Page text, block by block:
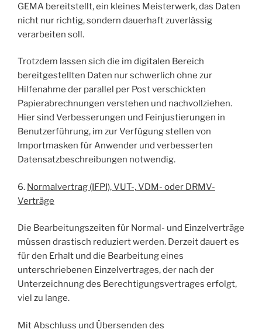
GEMA bereitstellt, ein kleines Meisterwerk, das Daten
nicht nur richtig, sondern dauerhaft zuverlässig
verarbeiten soll.
Trotzdem lassen sich die im digitalen Bereich
bereitgestellten Daten nur schwerlich ohne zur
Hilfenahme der parallel per Post verschickten
Papierabrechnungen verstehen und nachvollziehen.
Hier sind Verbesserungen und Feinjustierungen in
Benutzerführung, im zur Verfügung stellen von
Importmasken für Anwender und verbesserten
Datensatzbeschreibungen notwendig.
6. Normalvertrag (IFPI), VUT-, VDM- oder DRMV-
Verträge
Die Bearbeitungszeiten für Normal- und Einzelverträge
müssen drastisch reduziert werden. Derzeit dauert es
für den Erhalt und die Bearbeitung eines
unterschriebenen Einzelvertrages, der nach der
Unterzeichnung des Berechtigungsvertrages erfolgt,
viel zu lange.
Mit Abschluss und Übersenden des